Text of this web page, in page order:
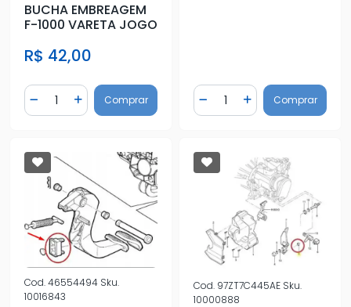
BUCHA EMBREAGEM
F-1000 VARETA JOGO
R$ 42,00
Diminuir Quantidade
Quantidade
Adicionar Quantidade
Comprar Diminuir Quantidade
Quantidade
AdicionarComprar
Cod.46554494 Sku.
10016843
Cod. 97ZT7C445AE Sku.
10000888